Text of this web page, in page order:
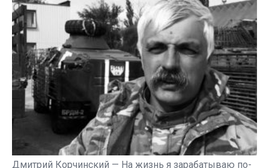
Дмитрий Корчинский — На жизнь я зарабатываю по-